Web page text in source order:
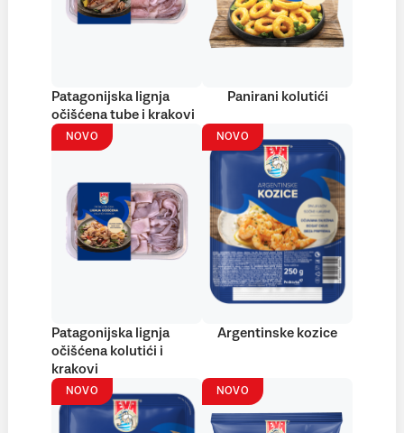
Patagonijska lignja
očišćena tube i krakovi
Panirani kolutići
NOVO
Patagonijska lignja
očišćena kolutići i
krakovi
NOVO
Argentinske kozice
NOVO NOVO